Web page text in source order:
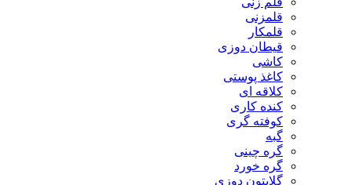
قلمزنی
قلمکار
قیطان دوزی
کاشی
کاغذ پوستی
کلاقه ای
کنده کاری
کوفته گری
گبه
گره چینی
گره خورد
گلابتون دوزی